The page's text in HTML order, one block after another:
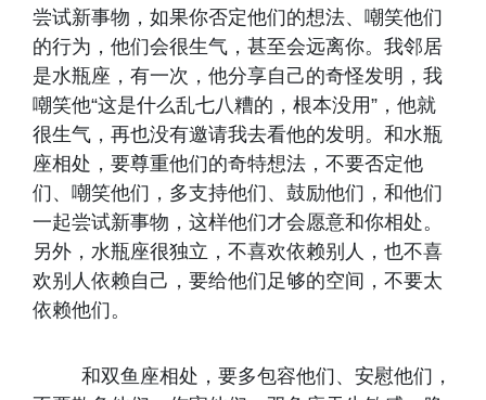
尝试新事物，如果你否定他们的想法、嘲笑他们
的行为，他们会很生气，甚至会远离你。我邻居
是水瓶座，有一次，他分享自己的奇怪发明，我
嘲笑他“这是什么乱七八糟的，根本没用”，他就
很生气，再也没有邀请我去看他的发明。和水瓶
座相处，要尊重他们的奇特想法，不要否定他
们、嘲笑他们，多支持他们、鼓励他们，和他们
一起尝试新事物，这样他们才会愿意和你相处。
另外，水瓶座很独立，不喜欢依赖别人，也不喜
欢别人依赖自己，要给他们足够的空间，不要太
依赖他们。
和双鱼座相处，要多包容他们、安慰他们，